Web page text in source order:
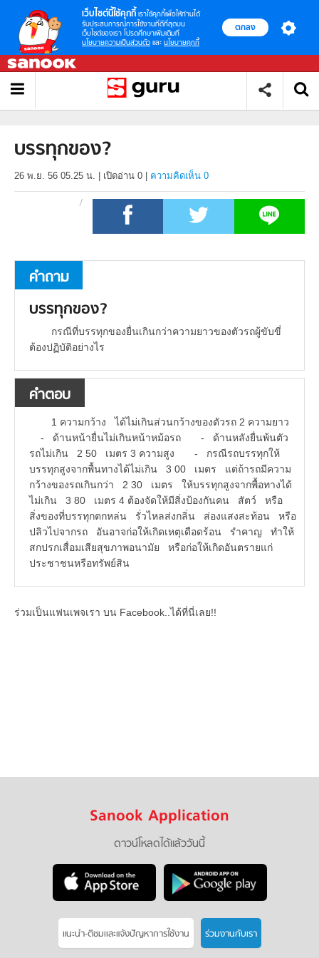
เว็บไซต์นี้ใช้คุกกี้ เราใช้คุกกี้เพื่อให้ท่านได้
รับประสบการณ์การใช้งานที่ดีที่สุดบน
เว็บไซต์ของเรา โปรดศึกษาเพิ่มเติมที่
นโยบายความเป็นส่วนตัว และ นโยบายคุกกี้
ตกลง
บรรทุกของ?
26 พ.ย. 56 05.25 น. เปิดอ่าน 0 ความคิดเห็น 0
คำถาม
บรรทุกของ?
กรณีที่บรรทุกของยื่นเกินกว่าความยาวของตัวรถผู้ขับขี่
ต้องปฏิบัติอย่างไร
คำตอบ
1 ความกว้าง ได้ไม่เกินส่วนกว้างของตัวรถ 2 ความยาว
- ด้านหน้ายื่นไม่เกินหน้าหม้อรถ - ด้านหลังยื่นพ้นตัว
รถไม่เกิน 2 50 เมตร 3 ความสูง - กรณีรถบรรทุกให้
บรรทุกสูงจากพื้นทางได้ไม่เกิน 3 00 เมตร แต่ถ้ารถมีความ
กว้างของรถเกินกว่า 2 30 เมตร ให้บรรทุกสูงจากพื้อทางได้
ไม่เกิน 3 80 เมตร 4 ต้องจัดให้มีสิ่งป้องกันคน สัตว์ หรือ
สิ่งของที่บรรทุกตกหล่น รั่วไหลส่งกลิ่น ส่องแสงสะท้อน หรือ
ปลิวไปจากรถ อันอาจก่อให้เกิดเหตุเดือดร้อน รำคาญ ทำให้
สกปรกเสื่อมเสียสุขภาพอนามัย หรือก่อให้เกิดอันตรายแก่
ประชาชนหรือทรัพย์สิน
ร่วมเป็นแฟนเพจเรา บน Facebook..ได้ที่นี่เลย!!
Sanook Application
ดาวน์โหลดได้แล้ววันนี้
แนะนำ-ติชมเเละแจ้งปัญหาการใช้งาน ร่วมงานกับเรา